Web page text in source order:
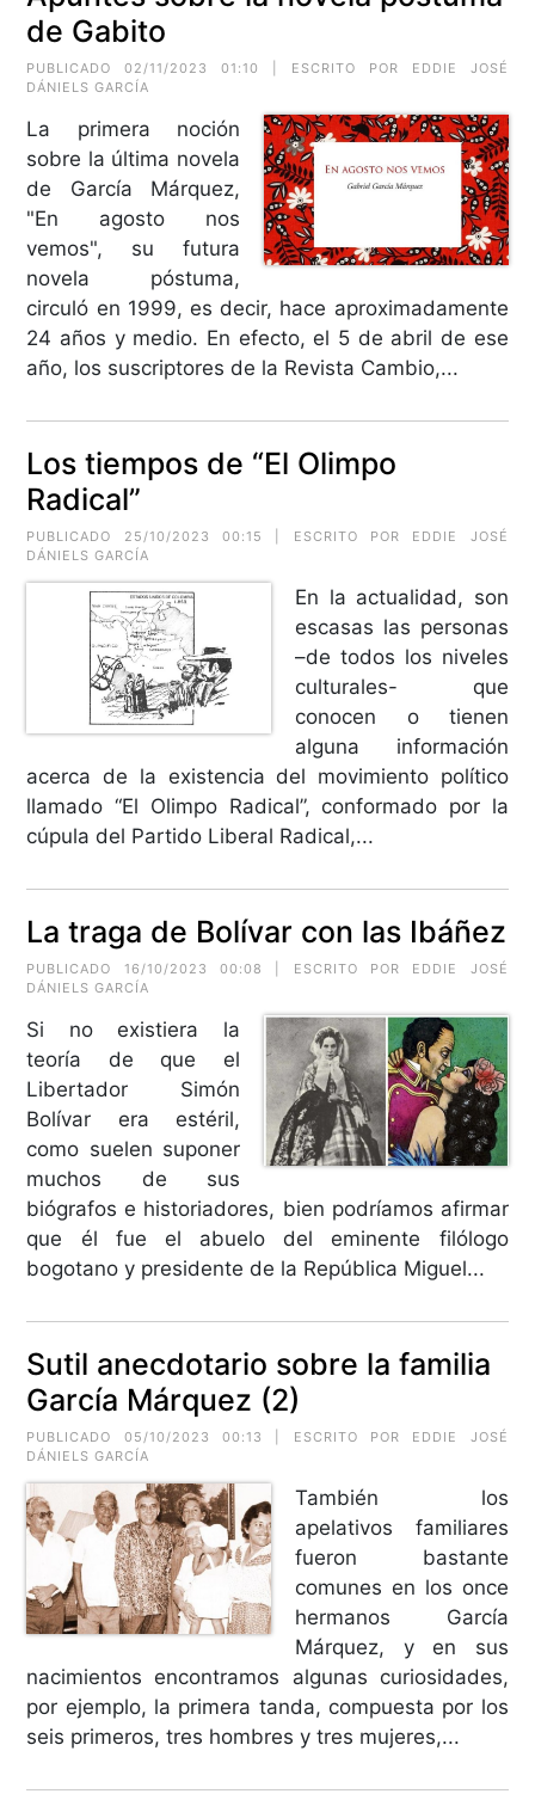
de Gabito
PUBLICADO 02/11/2023 01:10 | ESCRITO POR EDDIE JOSÉ
DÁNIELS GARCÍA
La primera noción
sobre la última novela
de García Márquez,
"En agosto nos
vemos", su futura
novela póstuma,
circuló en 1999, es decir, hace aproximadamente
24 años y medio. En efecto, el 5 de abril de ese
año, los suscriptores de la Revista Cambio,...
Los tiempos de “El Olimpo
Radical”
PUBLICADO 25/10/2023 00:15 | ESCRITO POR EDDIE JOSÉ
DÁNIELS GARCÍA
En la actualidad, son
escasas las personas
–de todos los niveles
culturales- que
conocen o tienen
alguna información
acerca de la existencia del movimiento político
llamado “El Olimpo Radical”, conformado por la
cúpula del Partido Liberal Radical,...
La traga de Bolívar con las Ibáñez
PUBLICADO 16/10/2023 00:08 | ESCRITO POR EDDIE JOSÉ
DÁNIELS GARCÍA
Si no existiera la
teoría de que el
Libertador Simón
Bolívar era estéril,
como suelen suponer
muchos de sus
biógrafos e historiadores, bien podríamos afirmar
que él fue el abuelo del eminente filólogo
bogotano y presidente de la República Miguel...
Sutil anecdotario sobre la familia
García Márquez (2)
PUBLICADO 05/10/2023 00:13 | ESCRITO POR EDDIE JOSÉ
DÁNIELS GARCÍA
También los
apelativos familiares
fueron bastante
comunes en los once
hermanos García
Márquez, y en sus
nacimientos encontramos algunas curiosidades,
por ejemplo, la primera tanda, compuesta por los
seis primeros, tres hombres y tres mujeres,...